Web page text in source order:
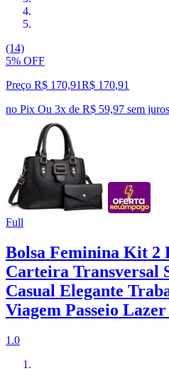
(14)
5% OFF
Preço R$ 170,91R$ 170,91
no Pix Ou 3x de R$ 59,97 sem juros
Full
Bolsa Feminina Kit 2
Carteira Transversal
Casual Elegante
Viagem Passeio
1.0